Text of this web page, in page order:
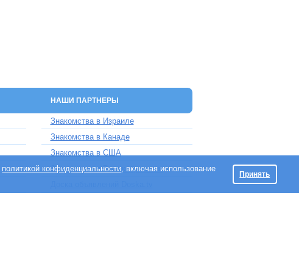
НАШИ ПАРТНЕРЫ
Знакомства в Израиле
Знакомства в Канаде
Знакомства в США
Знакомства в Великобритании
политикой конфиденциальности, включая использование
Принять